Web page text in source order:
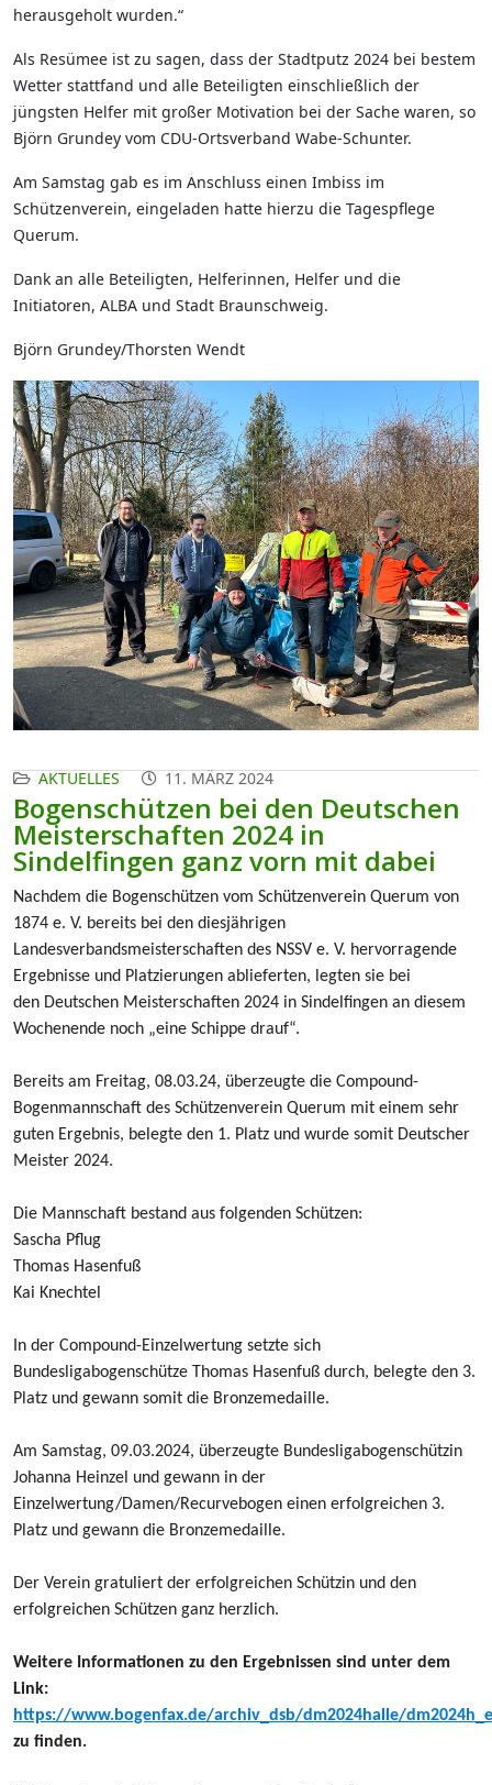
herausgeholt wurden.“
Als Resümee ist zu sagen, dass der Stadtputz 2024 bei bestem
Wetter stattfand und alle Beteiligten einschließlich der
jüngsten Helfer mit großer Motivation bei der Sache waren, so
Björn Grundey vom CDU-Ortsverband Wabe-Schunter.
Am Samstag gab es im Anschluss einen Imbiss im
Schützenverein, eingeladen hatte hierzu die Tagespflege
Querum.
Dank an alle Beteiligten, Helferinnen, Helfer und die
Initiatoren, ALBA und Stadt Braunschweig.
Björn Grundey/Thorsten Wendt
AKTUELLES 11. MÄRZ 2024
Bogenschützen bei den Deutschen
Meisterschaften 2024 in
Sindelfingen ganz vorn mit dabei
Nachdem die Bogenschützen vom Schützenverein Querum von
1874 e. V. bereits bei den diesjährigen
Landesverbandsmeisterschaften des NSSV e. V. hervorragende
Ergebnisse und Platzierungen ablieferten, legten sie bei
den Deutschen Meisterschaften 2024 in Sindelfingen an diesem
Wochenende noch „eine Schippe drauf“.
Bereits am Freitag, 08.03.24, überzeugte die Compound-
Bogenmannschaft des Schützenverein Querum mit einem sehr
guten Ergebnis, belegte den 1. Platz und wurde somit Deutscher
Meister 2024.
Die Mannschaft bestand aus folgenden Schützen:
Sascha Pflug
Thomas Hasenfuß
Kai Knechtel
In der Compound-Einzelwertung setzte sich
Bundesligabogenschütze Thomas Hasenfuß durch, belegte den 3.
Platz und gewann somit die Bronzemedaille.
Am Samstag, 09.03.2024, überzeugte Bundesligabogenschützin
Johanna Heinzel und gewann in der
Einzelwertung/Damen/Recurvebogen einen erfolgreichen 3.
Platz und gewann die Bronzemedaille.
Der Verein gratuliert der erfolgreichen Schützin und den
erfolgreichen Schützen ganz herzlich.
Weitere Informationen zu den Ergebnissen sind unter dem
Link:
https://www.bogenfax.de/archiv_dsb/dm2024halle/
zu finden.